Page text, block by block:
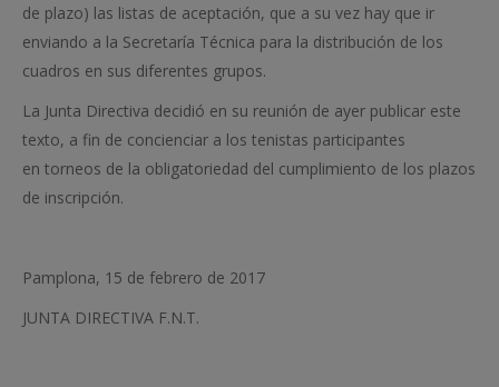
de plazo) las listas de aceptación, que a su vez hay que ir
enviando a la Secretaría Técnica para la distribución de los
cuadros en sus diferentes grupos.
La Junta Directiva decidió en su reunión de ayer publicar este
texto, a fin de concienciar a los tenistas participantes
en torneos de la obligatoriedad del cumplimiento de los plazos
de inscripción.
Pamplona, 15 de febrero de 2017
JUNTA DIRECTIVA F.N.T.